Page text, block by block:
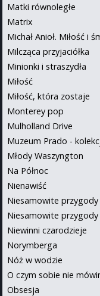
Matki równoległe
Matrix
Michał Anioł. Miłość i
Milcząca przyjaciółka
Minionki i straszydła
Miłość
Miłość, która zostaje
Monterey pop
Mulholland Drive
Muzeum Prado -
Młody Waszyngton
Na Północ
Nienawiść
Niesamowite
Niesamowite
Niewinni czarodzieje
Norymberga
Nóż w wodzie
O czym sobie nie
Obsesja